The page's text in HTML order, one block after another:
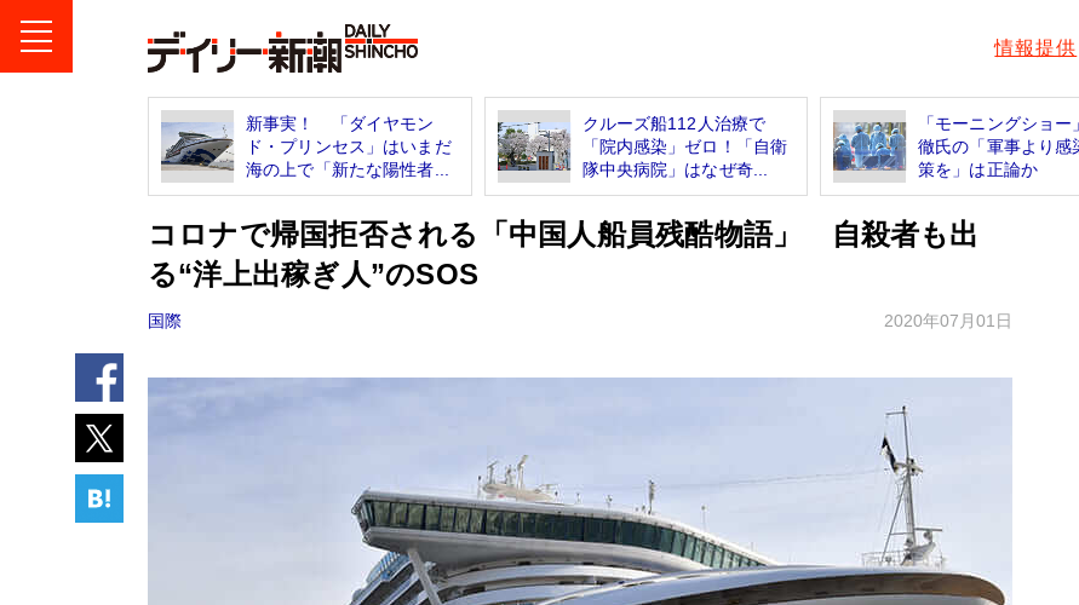
情報提供
新事実！ 「ダイヤモン
ド・プリンセス」はいまだ
海の上で「新たな陽性者...
クルーズ船112人治療で
「院内感染」ゼロ！「自衛
隊中央病院」はなぜ奇...
「モーニングショー
徹氏の「軍事より感
策を」は正論か
コロナで帰国拒否される「中国人船員残酷物語」 自殺者も出
る“洋上出稼ぎ人”のSOS
国際 2020年07月01日